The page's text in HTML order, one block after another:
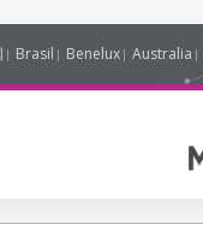
Australia
Benelux
Brasil